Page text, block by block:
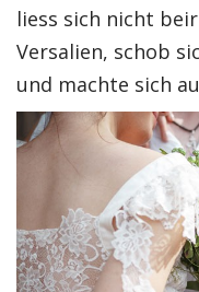
liess sich nicht
Versalien, schob
und machte sich